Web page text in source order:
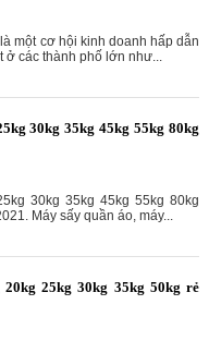
một cơ hội kinh doanh hấp dẫn
ở các thành phố lớn như...
30kg 35kg 45kg 55kg 80kg
30kg 35kg 45kg 55kg 80kg
Máy sấy quần áo, máy...
25kg 30kg 35kg 50kg rẻ